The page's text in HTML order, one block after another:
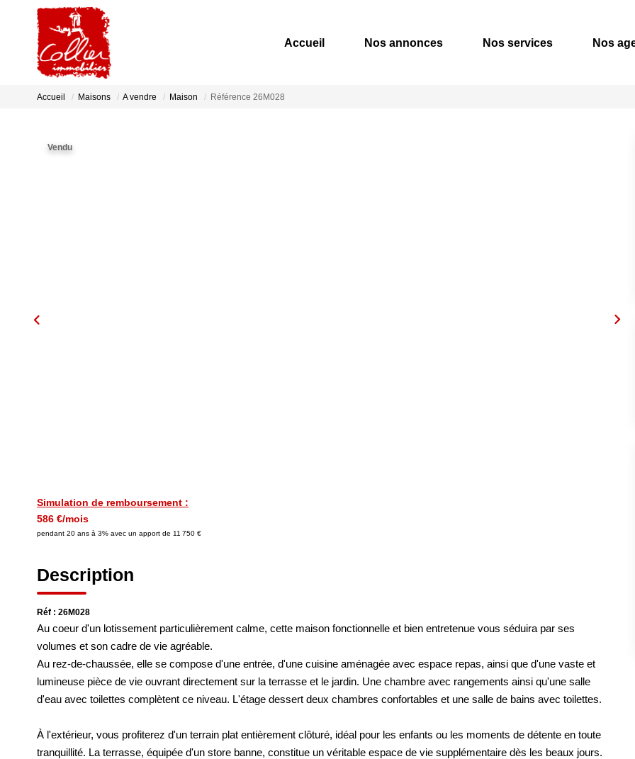
Accueil Nos annonces Nos services Nos
Accueil Maisons A vendre Maison Référence 26M028
Vendu
Simulation de remboursement :
586 €/mois
pendant 20 ans à 3% avec un apport de 11 750 €
Description
Réf : 26M028
Au coeur d'un lotissement particulièrement calme, cette maison fonctionnelle et bien entretenue vous séduira par ses
volumes et son cadre de vie agréable.
Au rez-de-chaussée, elle se compose d'une entrée, d'une cuisine aménagée avec espace repas, ainsi que d'une vaste et
lumineuse pièce de vie ouvrant directement sur la terrasse et le jardin. Une chambre avec rangements ainsi qu'une salle
d'eau avec toilettes complètent ce niveau. L'étage dessert deux chambres confortables et une salle de bains avec toilettes.
À l'extérieur, vous profiterez d'un terrain plat entièrement clôturé, idéal pour les enfants ou les moments de détente en toute
tranquillité. La terrasse, équipée d'un store banne, constitue un véritable espace de vie supplémentaire dès les beaux jours.